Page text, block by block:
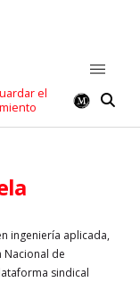
el
ingeniería aplicada,
Nacional de
sindical